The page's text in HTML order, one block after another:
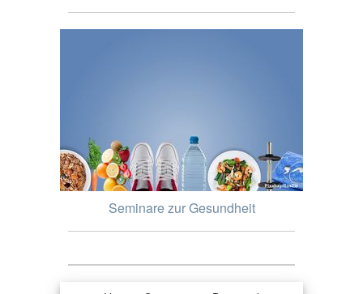
Seminare zur Gesundheit